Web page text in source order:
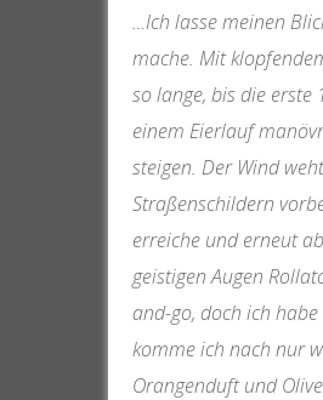
…Ich lasse meinen
mache. Mit
so lange, bis die
einem Eierlauf
steigen. Der Wind
Straßenschildern
erreiche und erneut
geistigen Augen
and-go, doch ich
komme ich nach nur
Orangenduft und